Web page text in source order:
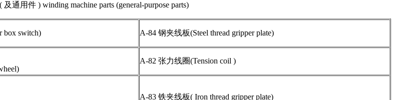
通用件 ) winding machine parts (general-purpose parts)
box switch) A-84 钢夹线板(Steel thread gripper plate)
A-82 张力线圈(Tension coil )
A-83 铁夹线板( Iron thread gripper plate)